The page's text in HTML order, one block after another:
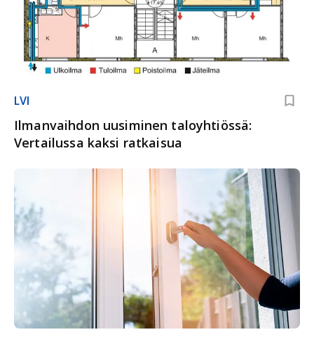
LVI
Ilmanvaihdon uusiminen taloyhtiössä:
Vertailussa kaksi ratkaisua